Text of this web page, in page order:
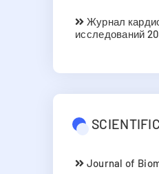
Журнал
исследований
Journal of